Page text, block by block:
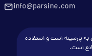
info@parsine.com
پارسینه است و استفاده
است.